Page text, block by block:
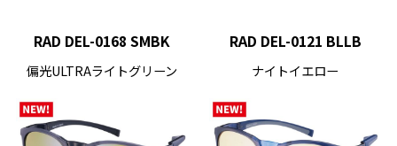
RAD DEL-0168 SMBK
偏光ULTRAライトグリーン
RAD DEL-0121 BLLB
ナイトイエロー